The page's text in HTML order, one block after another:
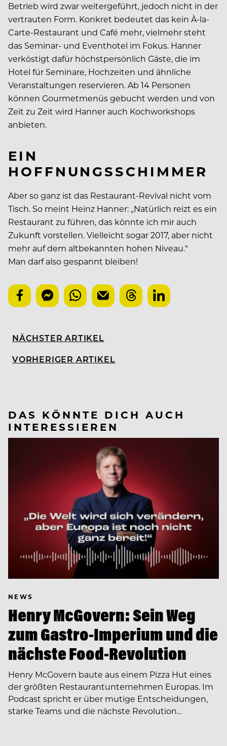
Betrieb wird zwar weitergeführt, jedoch nicht in der
vertrauten Form. Konkret bedeutet das kein À-la-
Carte-Restaurant und Café mehr, vielmehr steht
das Seminar- und Eventhotel im Fokus. Hanner
verköstigt dafür höchstpersönlich Gäste, die im
Hotel für Seminare, Hochzeiten und ähnliche
Veranstaltungen reservieren. Ab 14 Personen
können Gourmetmenüs gebucht werden und von
Zeit zu Zeit wird Hanner auch Kochworkshops
anbieten.
EIN
HOFFNUNGSSCHIMMER
Aber so ganz ist das Restaurant-Revival nicht vom
Tisch. So meint Heinz Hanner: „Natürlich reizt es ein
Restaurant zu führen, das könnte ich mir auch
Zukunft vorstellen. Vielleicht sogar 2017, aber nicht
mehr auf dem altbekannten hohen Niveau.“
Man darf also gespannt bleiben!
NÄCHSTER ARTIKEL
VORHERIGER ARTIKEL
DAS KÖNNTE DICH AUCH
INTERESSIEREN
NEWS
Henry McGovern: Sein Weg
zum Gastro-Imperium und die
nächste Food-Revolution
Henry McGovern baute aus einem Pizza Hut eines
der größten Restaurantunternehmen Europas. Im
Podcast spricht er über mutige Entscheidungen,
starke Teams und die nächste Revolution…